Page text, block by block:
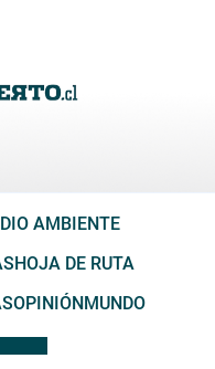
AMBIENTE
HOJA DE RUTA
OPINIÓN MUNDO